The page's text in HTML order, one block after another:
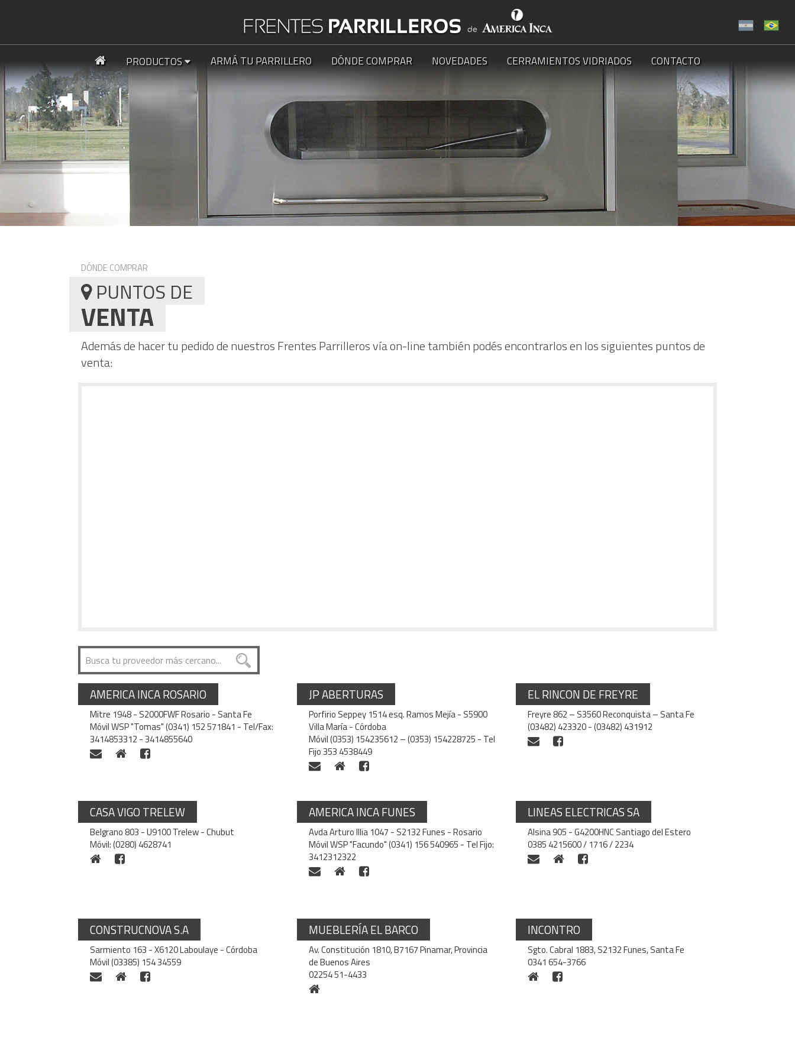
PRODUCTOS ARMÁ TU PARRILLERO DÓNDE COMPRAR NOVEDADES CERRAMIENTOS VIDRIADOS CONTACTO
DÓNDE COMPRAR
PUNTOS DE
VENTA
Además de hacer tu pedido de nuestros Frentes Parrilleros vía on-line también podés encontrarlos en los siguientes puntos de
venta:
AMERICA INCA ROSARIO
Mitre 1948 - S2000FWF Rosario - Santa Fe
Móvil WSP "Tomas" (0341) 152 571841 - Tel/Fax:
3414853312 - 3414855640
JP ABERTURAS
Porfirio Seppey 1514 esq. Ramos Mejía - S5900
Villa María - Córdoba
Móvil (0353) 154235612 – (0353) 154228725 - Tel
Fijo 353 4538449
EL RINCON DE FREYRE
Freyre 862 – S3560 Reconquista – Santa Fe
(03482) 423320 - (03482) 431912
CASA VIGO TRELEW
Belgrano 803 - U9100 Trelew - Chubut
Móvil: (0280) 4628741
AMERICA INCA FUNES
Avda Arturo Illia 1047 - S2132 Funes - Rosario
Móvil WSP "Facundo" (0341) 156 540965 - Tel Fijo:
3412312322
LINEAS ELECTRICAS SA
Alsina 905 - G4200HNC Santiago del Estero
0385 4215600 / 1716 / 2234
CONSTRUCNOVA S.A
Sarmiento 163 - X6120 Laboulaye - Córdoba
Móvil (03385) 154 34559
MUEBLERÍA EL BARCO
Av. Constitución 1810, B7167 Pinamar, Provincia
de Buenos Aires
02254 51-4433
INCONTRO
Sgto. Cabral 1883, S2132 Funes, Santa Fe
0341 654-3766